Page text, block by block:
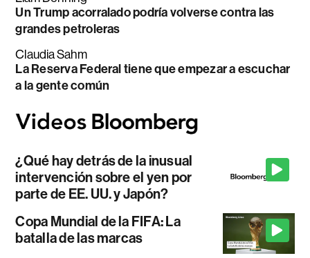
Un Trump acorralado podría volverse contra las
grandes petroleras
Claudia Sahm
La Reserva Federal tiene que empezar a escuchar
a la gente común
¿Qué hay detrás de la inusual
intervención sobre el yen por
parte de EE. UU. y Japón?
Copa Mundial de la FIFA: La
batalla de las marcas